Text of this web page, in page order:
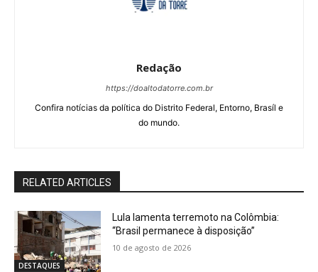
Redação
https://doaltodatorre.com.br
Confira notícias da política do Distrito Federal, Entorno, Brasíl e
do mundo.
RELATED ARTICLES
DESTAQUES
Lula lamenta terremoto na Colômbia:
“Brasil permanece à disposição”
10 de agosto de 2026